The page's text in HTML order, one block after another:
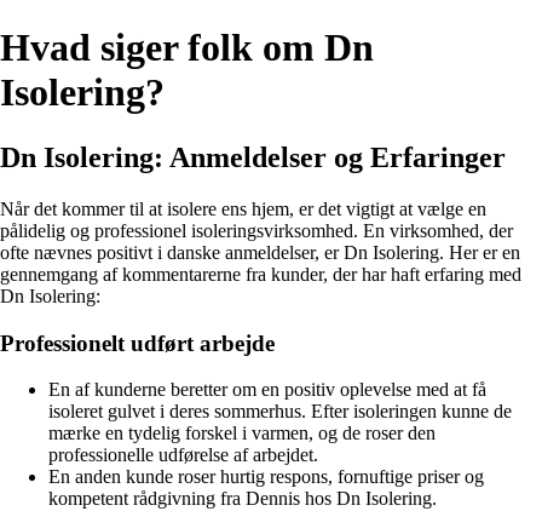
Hvad siger folk om Dn
Isolering?
Dn Isolering: Anmeldelser og Erfaringer
Når det kommer til at isolere ens hjem, er det vigtigt at vælge en
pålidelig og professionel isoleringsvirksomhed. En virksomhed, der
ofte nævnes positivt i danske anmeldelser, er Dn Isolering. Her er en
gennemgang af kommentarerne fra kunder, der har haft erfaring med
Dn Isolering:
Professionelt udført arbejde
En af kunderne beretter om en positiv oplevelse med at få
isoleret gulvet i deres sommerhus. Efter isoleringen kunne de
mærke en tydelig forskel i varmen, og de roser den
professionelle udførelse af arbejdet.
En anden kunde roser hurtig respons, fornuftige priser og
kompetent rådgivning fra Dennis hos Dn Isolering.